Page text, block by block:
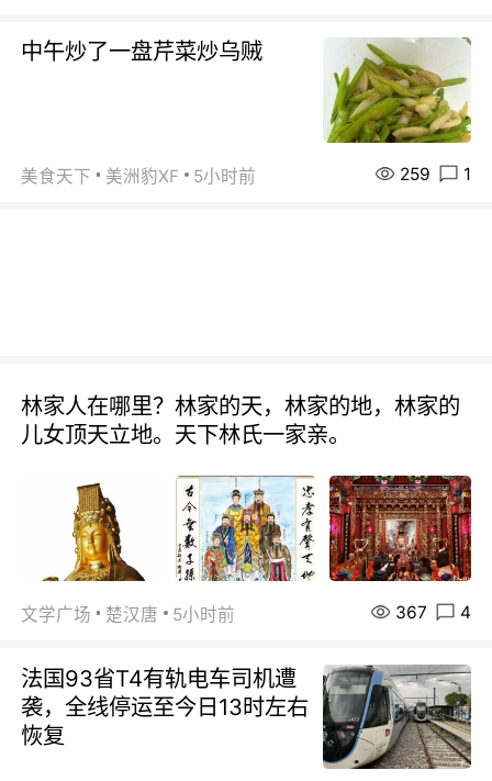
中午炒了一盘芹菜炒乌贼
美食天下 美洲豹XF 5小时前 259 1
林家人在哪里？林家的天，林家的地，林家的
儿女顶天立地。天下林氏一家亲。
文学广场 楚汉唐 5小时前 367 4
法国93省T4有轨电车司机遭
袭，全线停运至今日13时左右
恢复